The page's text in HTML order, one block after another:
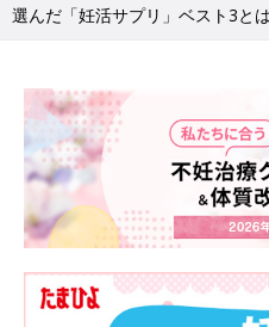
選んだ「妊活サプリ」ベスト3と